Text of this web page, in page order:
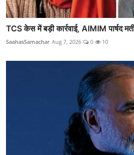
TCS केस में बड़ी कार्रवाई, AIMIM पार्षद
SaahasSamachar Aug 7, 2026 0 10